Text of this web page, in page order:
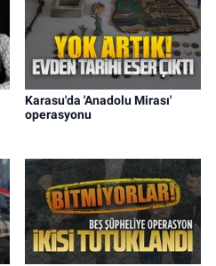
Karasu'da 'Anadolu Mirası'
operasyonu